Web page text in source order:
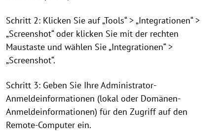
Schritt 2: Klicken Sie auf „Tools“ > „Integrationen“ >
„Screenshot“ oder klicken Sie mit der rechten
Maustaste und wählen Sie „Integrationen“ >
„Screenshot“.
Schritt 3: Geben Sie Ihre Administrator-
Anmeldeinformationen (lokal oder Domänen-
Anmeldeinformationen) für den Zugriff auf den
Remote-Computer ein.